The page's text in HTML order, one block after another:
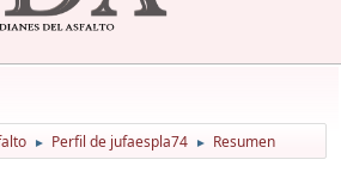
► Perfil de jufaespla74 ► Resumen